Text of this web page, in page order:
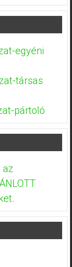
egyéni
társas
pártoló
az